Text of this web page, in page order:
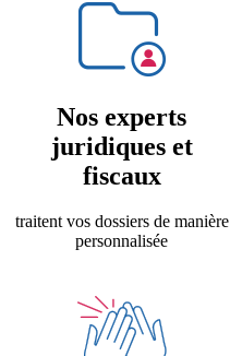
Nos experts
juridiques et
fiscaux
traitent vos dossiers de manière
personnalisée